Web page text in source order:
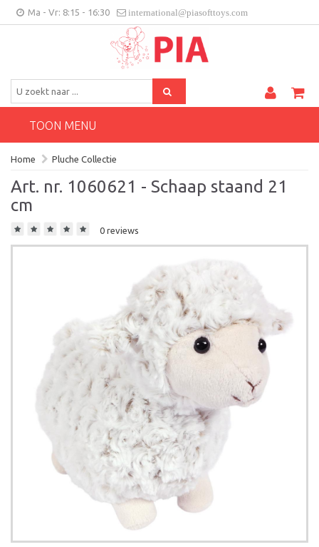
Ma - Vr: 8:15 - 16:30 international@piasofttoys.com
Klantenfeedback
BE/NL
TOON MENU
Home Pluche Collectie
Art. nr. 1060621 - Schaap staand 21
cm
0 reviews